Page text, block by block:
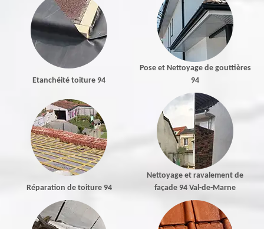
Etanchéité toiture 94
Pose et Nettoyage de gouttières
94
Réparation de toiture 94
Nettoyage et ravalement de
façade 94 Val-de-Marne